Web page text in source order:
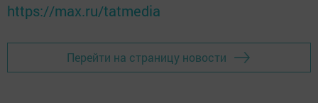
https://max.ru/tatmedia
Перейти на страницу новости